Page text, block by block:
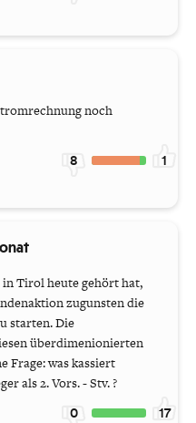
noch
8 1
Tirol heute gehört hat,
zugunsten die
starten. Die
überdimenionierten
Frage: was kassiert
als 2. Vors. - Stv. ?
0 17